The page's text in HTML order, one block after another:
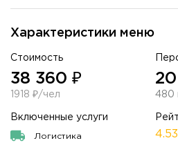
Характеристики меню
Стоимость
38 360 ₽
1918 ₽/чел
20
480
Включенные услуги
Логистика 4.53